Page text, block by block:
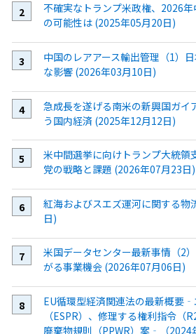
不確実なトランプ米政権、2026
の可能性は (2025年05月20日)
中国のレアアース輸出管理（1）
な影響 (2026年03月10日)
急成長を遂げる南米の新興国ガイ
う国内経済 (2025年12月12日)
米中間選挙に向けトランプ大統領
党の戦略と課題 (2026年07月23日)
紅海およびスエズ運河に関する物
日)
米国データセンター最新事情（2
がる事業機会 (2026年07月06日)
EU循環型経済関連法の最新概要‐
（ESPR）、修理する権利指令（
廃棄物規則（PPWR）案‐（2024